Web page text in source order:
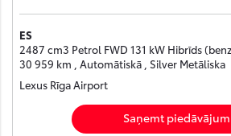
ES
2487 cm3 Petrol FWD 131 kW Hibrīds
30 959 km , Automātiskā , Silver Metāliska
Lexus Rīga Airport
Saņemt